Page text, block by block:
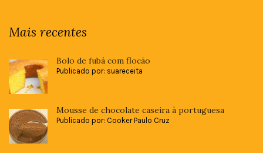
Mais recentes
Bolo de fubá com flocão
Publicado por: suareceita
Mousse de chocolate caseira à portuguesa
Publicado por: Cooker Paulo Cruz